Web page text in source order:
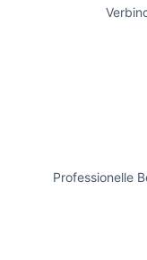
Professionelle